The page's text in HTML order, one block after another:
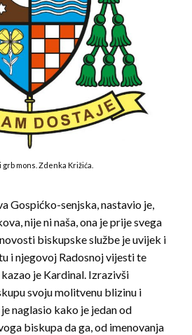
mons. Zdenka Križića.
Gospićko-senjska, nastavio je,
nije ni naša, ona je prije svega
biskupske službe je uvijek i
i njegovoj Radosnoj vijesti te
je Kardinal. Izrazivši
svoju molitvenu blizinu i
naglasio kako je jedan od
biskupa da ga, od imenovanja